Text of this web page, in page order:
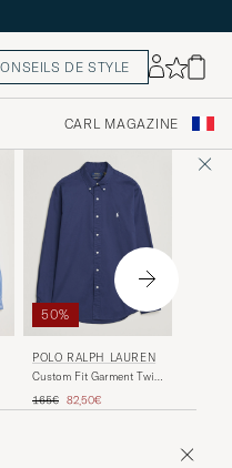
DE STYLE
CARL MAGAZINE
50%
POLO RALPH LAUREN
Custom Fit Garment Twill
Prix ordinaire
165€ Prix réduit
82,50€